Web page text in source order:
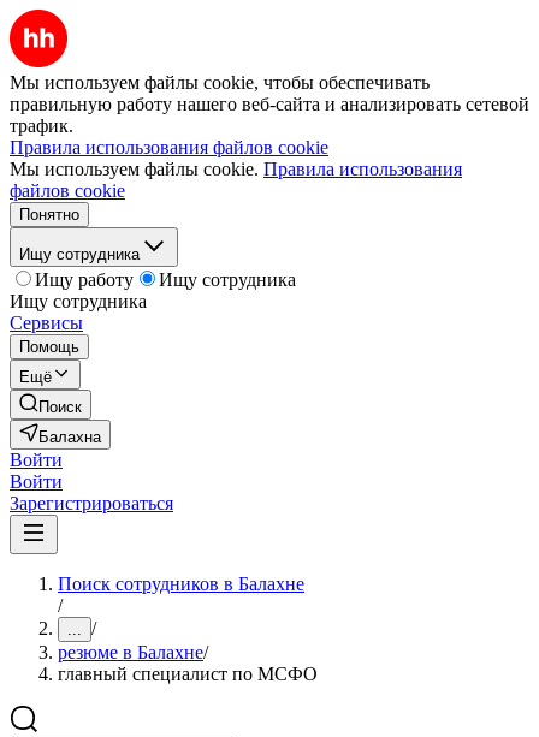
Мы используем файлы cookie, чтобы обеспечивать
правильную работу нашего веб-сайта и анализировать сетевой
трафик.
Правила использования файлов cookie
Мы используем файлы cookie. Правила использования
файлов cookie
Понятно
Ищу сотрудника
Ищу работу
Ищу сотрудника
Ищу сотрудника
Сервисы
Помощь
Ещё
Поиск
Балахна
Войти
Войти
Зарегистрироваться
Поиск сотрудников в Балахне
/
... /
резюме в Балахне/
главный специалист по МСФО